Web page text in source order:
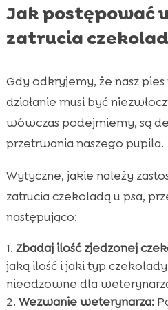
Jak postępować
zatrucia
Gdy odkryjemy, że nasz pies
działanie musi być
wówczas podejmiemy, są
przetrwania naszego pupila.
Wytyczne, jakie należy
zatrucia czekoladą u psa,
następująco:
Zbadaj ilość zjedzonej
jaką ilość i jaki typ czekolady
nieodzowne dla
Wezwanie weterynarza: